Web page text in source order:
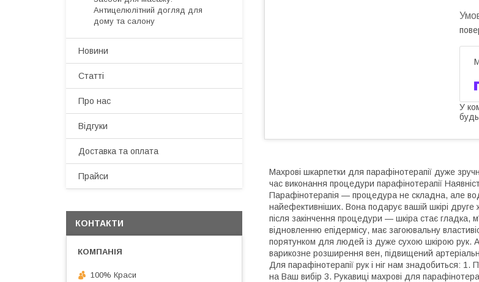
У
Махрові шкарпетки для парафінотерапії дуже
час виконання процедури парафінотерапії
Парафінотерапія — процедура не складна, але
найефективніших. Вона подарує вашій шкірі друге
після закінчення процедури — шкіра стає
відновленню епідермісу, має загоювальну
порятунком для людей із дуже сухою шкірою рук.
варикозне розширення вен, підвищений
Для парафінотерапії рук і ніг нам знадобиться:
на Ваш вибір 3. Рукавиці махрові для
Антицелюлітний догляд для
дому та салону
Новини
Статті
Про нас
Відгуки
Доставка та оплата
Прайси
КОНТАКТИ
100% Краси